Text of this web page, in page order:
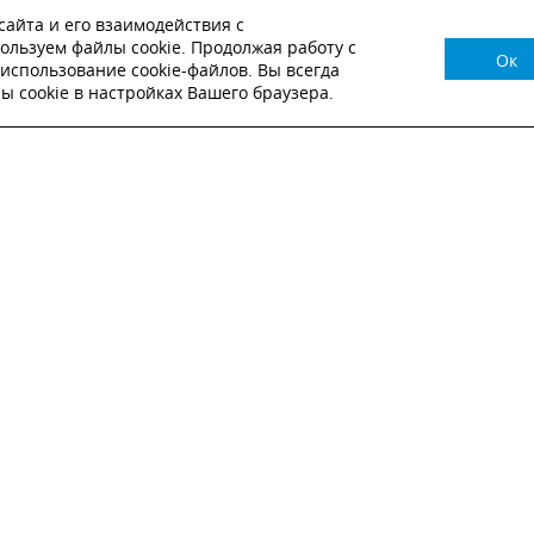
НУЖНА КОНСУЛЬТАЦИЯ?
ЗАЯВКУ И НАШ МЕНЕДЖЕР СВЯЖЕТСЯ
и его взаимодействия с
файлы cookie. Продолжая работу с
cookie-файлов. Вы всегда
cookie в настройках Вашего браузера.
Ок